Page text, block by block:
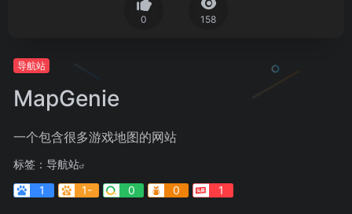
0 158
导航站
MapGenie
一个包含很多游戏地图的网站
标签： 导航站
1
1- 0 0 1